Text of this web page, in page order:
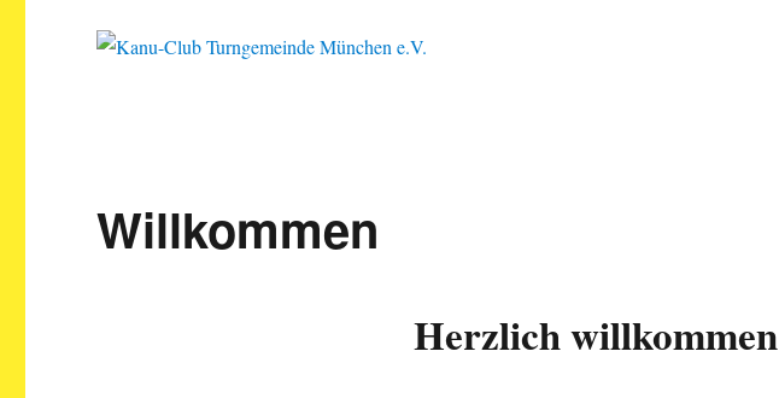
Willkommen
Herzlich willkommen